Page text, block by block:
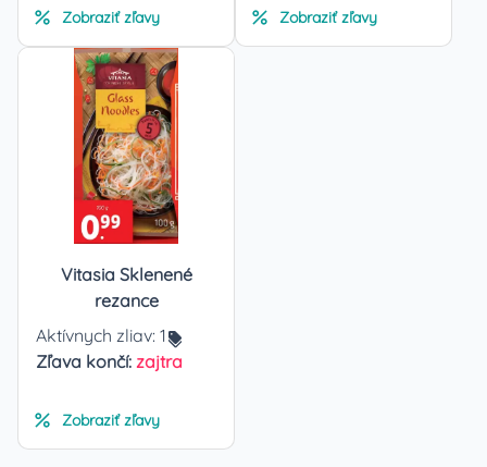
Zobraziť zľavy Zobraziť zľavy
Vitasia Sklenené
rezance
Aktívnych zliav: 1
Zľava končí: zajtra
Zobraziť zľavy